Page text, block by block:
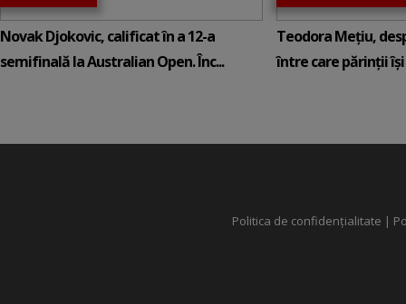
Novak Djokovic, calificat în a 12-a
semifinală la Australian Open. Înc...
Teodora Mețiu,
între care părinții își
Politica de confidențialitate |